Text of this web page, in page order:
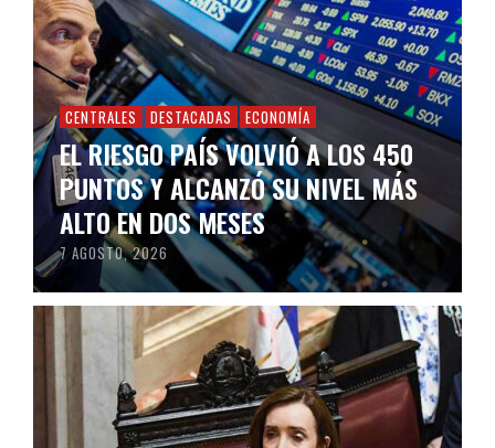
CENTRALES DESTACADAS ECONOMÍA
EL RIESGO PAÍS VOLVIÓ A LOS 450
PUNTOS Y ALCANZÓ SU NIVEL MÁS
ALTO EN DOS MESES
7 AGOSTO, 2026